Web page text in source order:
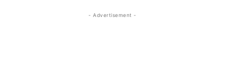
- Advertisement -